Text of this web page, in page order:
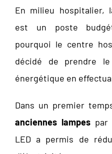
En milieu hospitalier,
est un poste
pourquoi le centre
décidé de prendre
énergétique en
Dans un premier
anciennes lampes par
LED a permis de